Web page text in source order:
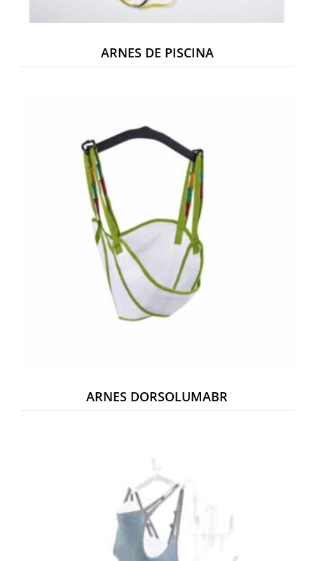
ARNES DE PISCINA
ARNES DORSOLUMABR